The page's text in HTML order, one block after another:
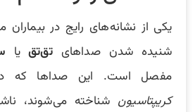
یکی از نشانه‌های رایج در بیماران
شنیده شدن صداهایتق‌تق یا
مفصل است. این صداها که
کریپتاسیون شناخته می‌شوند،